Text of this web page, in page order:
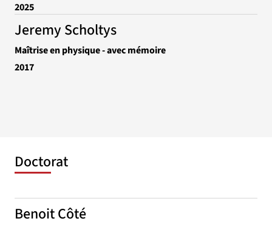
2025
Jeremy Scholtys
Maîtrise en physique - avec mémoire
2017
Doctorat
Benoit Côté